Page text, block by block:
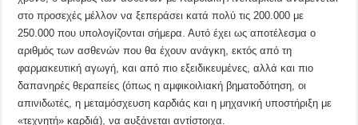
στο προσεχές μέλλον να ξεπεράσει κατά πολύ τις 200.000 με
250.000 που υπολογίζονται σήμερα. Αυτό έχει ως αποτέλεσμα ο
αριθμός των ασθενών που θα έχουν ανάγκη, εκτός από τη
φαρμακευτική αγωγή, και από πιο εξειδικευμένες, αλλά και πιο
δαπανηρές θεραπείες (όπως η αμφικοιλιακή βηματοδότηση, οι
απινιδωτές, η μεταμόσχευση καρδιάς και η μηχανική υποστήριξη με
«τεχνητή» καρδιά), να αυξάνεται αντίστοιχα.